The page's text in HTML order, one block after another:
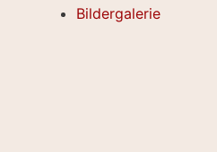
Bildergalerie